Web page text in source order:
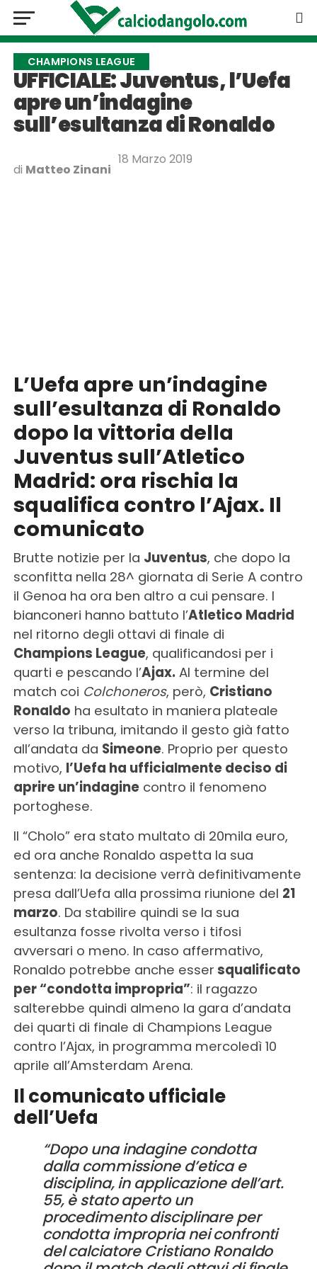
CHAMPIONS LEAGUE
UFFICIALE: Juventus, l’Uefa
apre un’indagine
sull’esultanza di Ronaldo
di Matteo Zinani
18 Marzo 2019
L’Uefa apre un’indagine
sull’esultanza di Ronaldo
dopo la vittoria della
Juventus sull’Atletico
Madrid: ora rischia la
squalifica contro l’Ajax. Il
comunicato
Brutte notizie per la Juventus, che dopo la
sconfitta nella 28^ giornata di Serie A contro
il Genoa ha ora ben altro a cui pensare. I
bianconeri hanno battuto l’Atletico Madrid
nel ritorno degli ottavi di finale di
Champions League, qualificandosi per i
quarti e pescando l’Ajax. Al termine del
match coi Colchoneros, però, Cristiano
Ronaldo ha esultato in maniera plateale
verso la tribuna, imitando il gesto già fatto
all’andata da Simeone. Proprio per questo
motivo, l’Uefa ha ufficialmente deciso di
aprire un’indaginecontro il fenomeno
portoghese.
Il “Cholo” era stato multato di 20mila euro,
ed ora anche Ronaldo aspetta la sua
sentenza: la decisione verrà definitivamente
presa dall’Uefa alla prossima riunione del 21
marzo. Da stabilire quindi se la sua
esultanza fosse rivolta verso i tifosi
avversari o meno. In caso affermativo,
Ronaldo potrebbe anche esser squalificato
per “condotta impropria”: il ragazzo
salterebbe quindi almeno la gara d’andata
dei quarti di finale di Champions League
contro l’Ajax, in programma mercoledì 10
aprile all’Amsterdam Arena.
Il comunicato ufficiale
dell’Uefa
“Dopo una indagine condotta
dalla commissione d’etica e
disciplina, in applicazione dell’art.
55, è stato aperto un
procedimento disciplinare per
condotta impropria nei confronti
del calciatore Cristiano Ronaldo